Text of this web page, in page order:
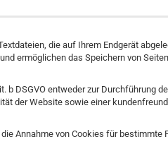
die auf Ihrem Endgerät
ermöglichen das Speichern von
DSGVO entweder zur Durchführung
der Website sowie einer
Annahme von Cookies für